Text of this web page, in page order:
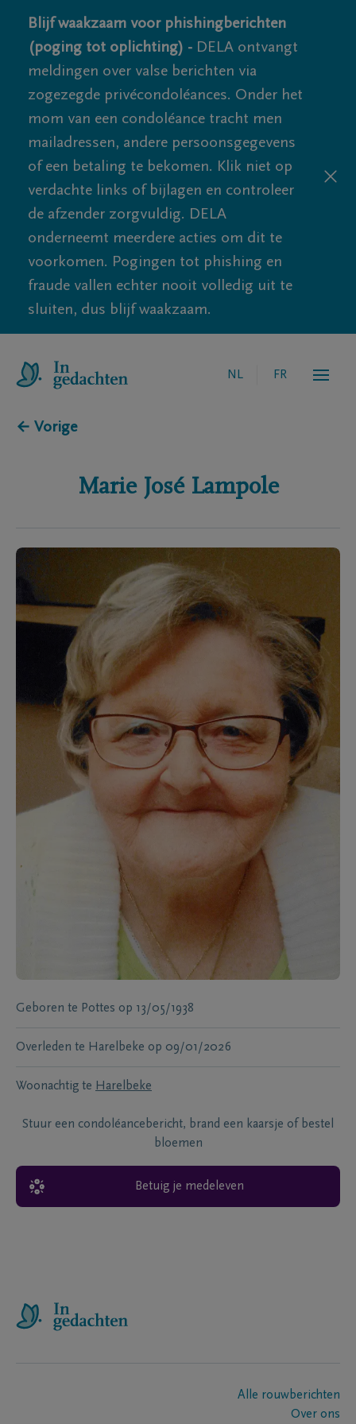
Blijf waakzaam voor phishingberichten
(poging tot oplichting) - DELA ontvangt
meldingen over valse berichten via
zogezegde privécondoléances. Onder het
mom van een condoléance tracht men
mailadressen, andere persoonsgegevens
of een betaling te bekomen. Klik niet op
verdachte links of bijlagen en controleer
de afzender zorgvuldig. DELA
onderneemt meerdere acties om dit te
voorkomen. Pogingen tot phishing en
fraude vallen echter nooit volledig uit te
sluiten, dus blijf waakzaam.
NL FR
← Vorige
Marie José Lampole
Geboren te Pottes op 13/05/1938
Overleden te Harelbeke op 09/01/2026
Woonachtig te Harelbeke
Stuur een condoléancebericht, brand een kaarsje of bestel
bloemen
Betuig je medeleven
Alle rouwberichten
Over ons